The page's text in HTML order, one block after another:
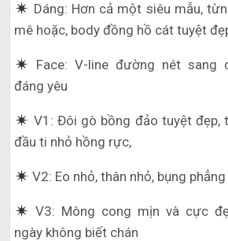
Dáng: Hơn cả một siêu mẫu,
mê hoặc, body đồng hồ cát tuyệt
Face: V-line đường nét sang
đáng yêu
V1: Đôi gò bồng đảo tuyệt đẹp,
đầu ti nhỏ hồng rực,
V2: Eo nhỏ, thân nhỏ, bụng
V3: Mông cong mịn và cực
ngày không biết chán